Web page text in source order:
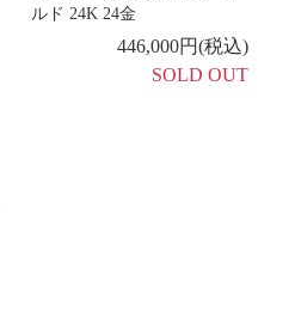
ルド 24K 24金
446,000円(税込)
SOLD OUT